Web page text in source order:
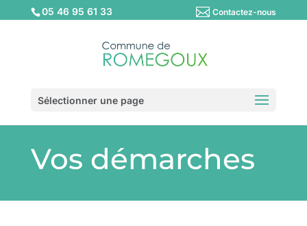
05 46 95 61 33 Contactez-nous
Sélectionner une page
Vos démarches